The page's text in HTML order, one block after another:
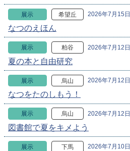
展示 希望丘 2026年7月15日
なつのえほん
展示 粕谷 2026年7月12日
夏の本と自由研究
展示 烏山 2026年7月12日
なつをたのしもう！
展示 烏山 2026年7月12日
図書館で夏をキメよう
展示 下馬 2026年7月10日